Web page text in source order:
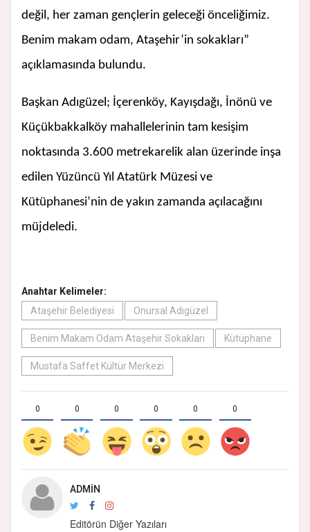
değil, her zaman gençlerin geleceği önceliğimiz.
Benim makam odam, Ataşehir’in sokakları”
açıklamasında bulundu.
Başkan Adıgüzel; İçerenköy, Kayışdağı, İnönü ve
Küçükbakkalköy mahallelerinin tam kesişim
noktasında 3.600 metrekarelik alan üzerinde inşa
edilen Yüzüncü Yıl Atatürk Müzesi ve
Kütüphanesi’nin de yakın zamanda açılacağını
müjdeledi.
Anahtar Kelimeler:
Ataşehir Belediyesi
Onursal Adıgüzel
Benim Makam Odam Ataşehir Sokakları Kütüphane
Mustafa Saffet Kültür Merkezi
0 0 0 0 0 0
ADMIN
Editörün Diğer Yazıları